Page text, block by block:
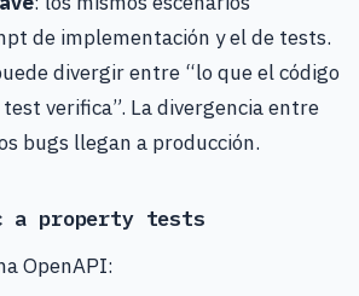
de implementación y el de tests.
divergir entre “lo que el código
test verifica”. La divergencia entre
bugs llegan a producción.
a property tests
OpenAPI: